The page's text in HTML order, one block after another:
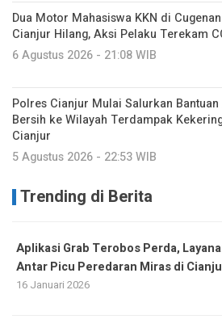
Dua Motor Mahasiswa KKN di
Cianjur Hilang, Aksi Pelaku Terekam
6 Agustus 2026 - 21:08 WIB
Polres Cianjur Mulai Salurkan
Bersih ke Wilayah Terdampak
Cianjur
5 Agustus 2026 - 22:53 WIB
Trending di Berita
Aplikasi Grab Terobos Perda,
Antar Picu Peredaran Miras di
16 Januari 2026